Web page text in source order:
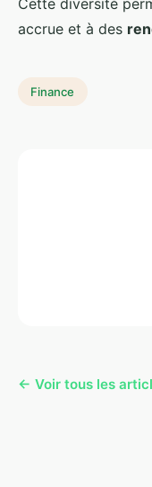
Cette diversité
accrue et à des
Finance
← Voir tous les